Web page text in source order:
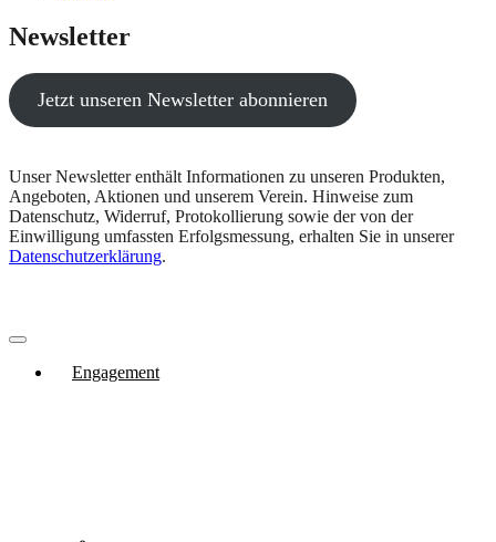
Newsletter
Jetzt unseren Newsletter abonnieren
Unser Newsletter enthält Informationen zu unseren Produkten,
Angeboten, Aktionen und unserem Verein. Hinweise zum
Datenschutz, Widerruf, Protokollierung sowie der von der
Einwilligung umfassten Erfolgsmessung, erhalten Sie in unserer
Datenschutzerklärung.
Engagement